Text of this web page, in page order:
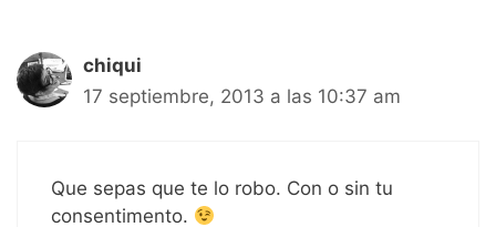
chiqui
17 septiembre, 2013 a las 10:37 am
Que sepas que te lo robo. Con o sin tu
consentimento.